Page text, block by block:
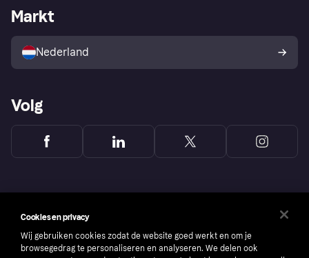
Winkeloverzicht
Kopersbescherming voor
consumenten
Zakelijke login
Markt
Nederland
Volg
Cookies en privacy
Wij gebruiken cookies zodat de website goed werkt en om je
browsegedrag te personaliseren en analyseren. We delen ook